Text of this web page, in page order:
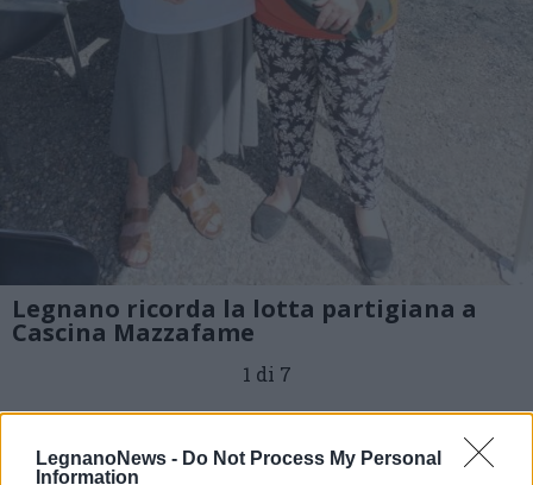
LegnanoNews - Do Not Process My Personal
Information
Legnano ricorda la lotta partigiana a
Cascina Mazzafame
1 di 7
TAG